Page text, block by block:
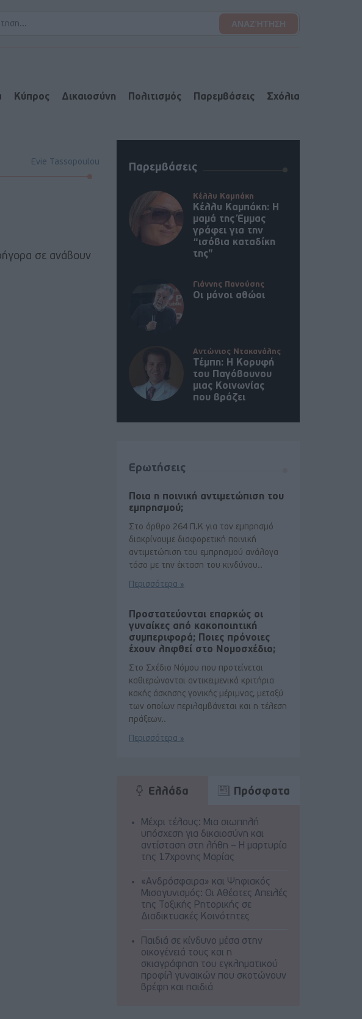
Κύπρος Δικαιοσύνη Πολιτισμός Παρεμβάσεις Σχόλια
Evie Tassopoulou
σε ανάβουν
Παρεμβάσεις
Κέλλυ Καμπάκη
Κέλλυ Καμπάκη: Η
μαμά της Έμμας
γράφει για την
“ισόβια καταδίκη
της”
Γιάννης Πανούσης
Οι μόνοι αθώοι
Αντώνιος Ντακανάλης
Τέμπη: Η Κορυφή
του Παγόβουνου
μιας Κοινωνίας
που βράζει
Ερωτήσεις
Ποια η ποινική αντιμετώπιση του
εμπρησμού;
Στο άρθρο 264 Π.Κ για τον εμπρησμό
διακρίνουμε διαφορετική ποινική
αντιμετώπιση του εμπρησμού ανάλογα
τόσο με την έκταση του κινδύνου..
Περισσότερα »
Προστατεύονται επαρκώς οι
γυναίκες από κακοποιητική
συμπεριφορά; Ποιες πρόνοιες
έχουν ληφθεί στο Νομοσχέδιο;
Στο Σχέδιο Νόμου που προτείνεται
καθιερώνονται αντικειμενικά κριτήρια
κακής άσκησης γονικής μέριμνας, μεταξύ
των οποίων περιλαμβάνεται και η τέλεση
πράξεων..
Περισσότερα »
Ελλάδα Πρόσφατα
Μέχρι τέλους: Μια σιωπηλή
υπόσχεση για δικαιοσύνη και
αντίσταση στη λήθη – Η μαρτυρία
της 17χρονης Μαρίας
«Ανδρόσφαιρα» και Ψηφιακός
Μισογυνισμός: Οι Αθέατες Απειλές
της Τοξικής Ρητορικής σε
Διαδικτυακές Κοινότητες
Παιδιά σε κίνδυνο μέσα στην
οικογένειά τους και η
σκιαγράφηση του εγκληματικού
προφίλ γυναικών που σκοτώνουν
βρέφη και παιδιά